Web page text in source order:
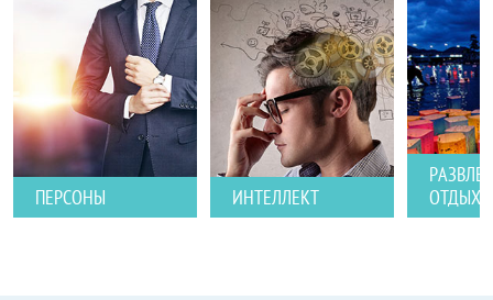
ПЕРСОНЫ ИНТЕЛЛЕКТ
ОТДЫХ